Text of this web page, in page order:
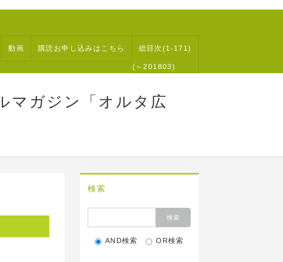
動画 購読お申し込みはこちら 総目次(1-171)
(～201803)
マガジン「オルタ広
検索
AND検索 OR検索